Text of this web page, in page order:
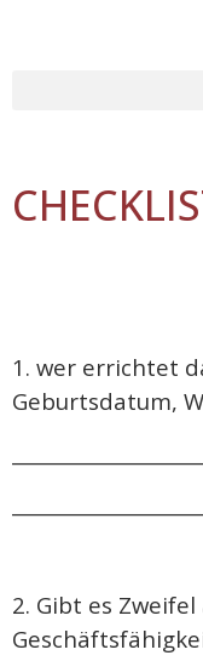
1. wer errichtet
Geburtsdatum,
2. Gibt es